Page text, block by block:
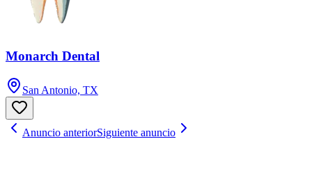
Monarch Dental
San Antonio, TX
Anuncio anteriorSiguiente anuncio